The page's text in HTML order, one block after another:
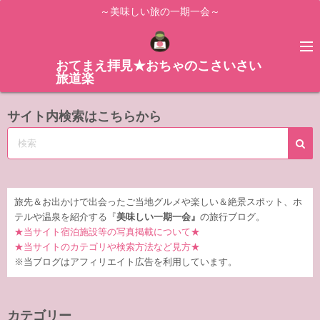
ス
ッ
～美味しい旅の一期一会～
おてまえ拝見★おちゃのこさいさい
旅道楽
サイト内検索はこちらから
旅先＆お出かけで出会ったご当地グルメや楽しい＆絶景スポット、ホ
テルや温泉を紹介する『 美味しい一期一会』 の旅行ブログ。
★当サイト宿泊施設等の写真掲載について★
★当サイトのカテゴリや検索方法など見方★
※当ブログはアフィリエイト広告を利用しています。
カテゴリー